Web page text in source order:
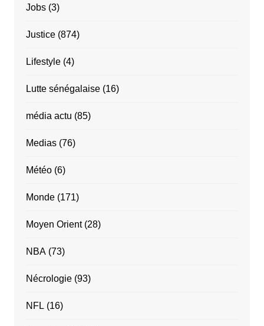
Jobs(3)
Justice(874)
Lifestyle(4)
Lutte sénégalaise(16)
média actu (85)
Medias(76)
Météo(6)
Monde(171)
Moyen Orient(28)
NBA(73)
Nécrologie(93)
NFL (16)